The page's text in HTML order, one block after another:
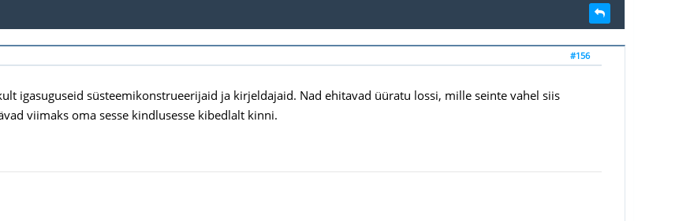
#156
igasuguseid süsteemikonstrueerijaid ja kirjeldajaid. Nad ehitavad üüratu lossi, mille seinte vahel siis
viimaks oma sesse kindlusesse kibedlalt kinni.